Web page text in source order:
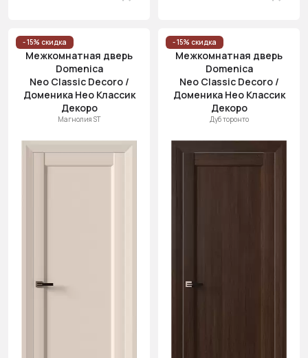
- 15% скидка
Межкомнатная дверь
Domenica
Neo Classic Decoro /
Доменика Нео Классик
Декоро
Магнолия ST
- 15% скидка
Межкомнатная дверь
Domenica
Neo Classic Decoro /
Доменика Нео Классик
Декоро
Дуб торонто